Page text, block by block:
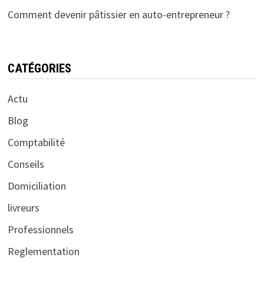
Comment devenir pâtissier en auto-entrepreneur ?
CATÉGORIES
Actu
Blog
Comptabilité
Conseils
Domiciliation
livreurs
Professionnels
Reglementation